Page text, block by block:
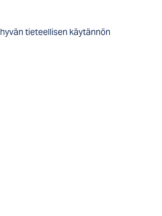
tieteellisen käytännön